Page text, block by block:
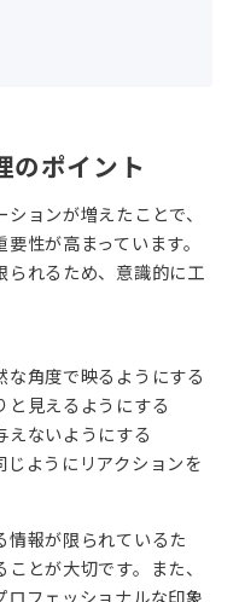
のポイント
ョンが増えたことで、
性が高まっています。
られるため、意識的に工
な角度で映るようにする
と見えるようにする
えないようにする
じようにリアクションを
報が限られているた
とが大切です。また、
フェッショナルな印象